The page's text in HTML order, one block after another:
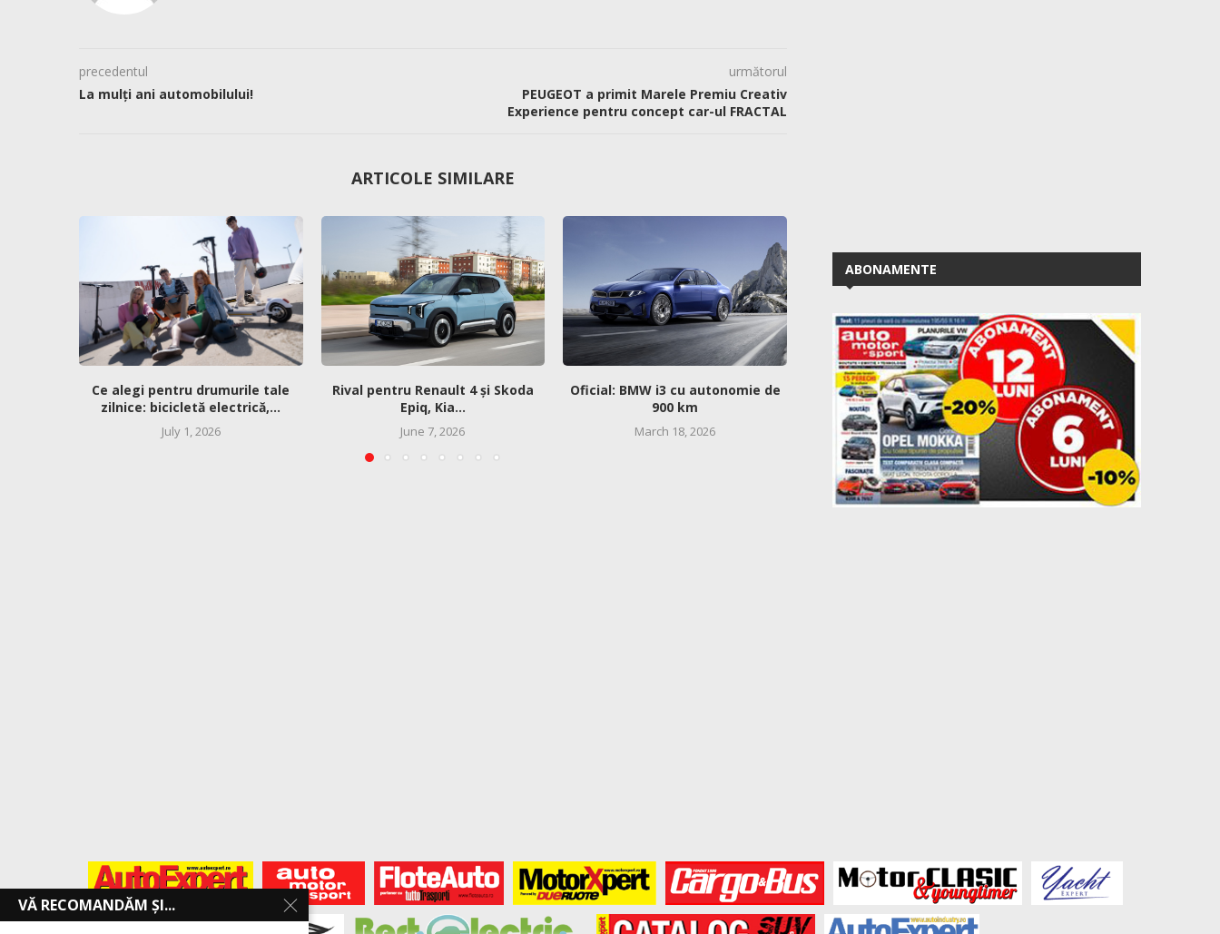
precedentul
La mulți ani automobilului!
următorul
PEUGEOT a primit Marele Premiu Creativ
Experience pentru concept car-ul FRACTAL
ARTICOLE SIMILARE
Ce alegi pentru drumurile tale
zilnice: bicicletă electrică,...
July 1, 2026
Rival pentru Renault 4 și Skoda
Epiq, Kia...
June 7, 2026
Oficial: BMW i3 cu autonomie de
900 km
March 18, 2026
Leapmotor B03X vine în Europa
March 3, 2026
Garrett Motion
GARRETT ORIGINAL
February 19, 2026
ABONAMENTE
VĂ RECOMANDĂM ȘI...